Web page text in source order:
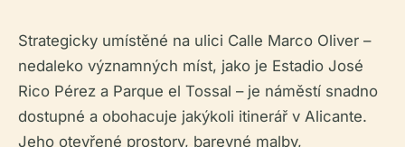
Strategicky umístěné na ulici Calle Marco Oliver –
nedaleko významných míst, jako je Estadio José
Rico Pérez a Parque el Tossal – je náměstí snadno
dostupné a obohacuje jakýkoli itinerář v Alicante.
Jeho otevřené prostory, barevné malby,